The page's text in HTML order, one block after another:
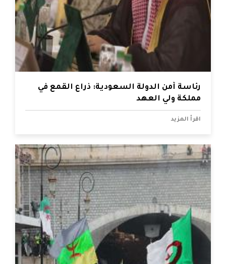
رئاسة أمن الدولة السعودية: ذراع القمع في
مملكة ولي العهد
اقرأ المزيد